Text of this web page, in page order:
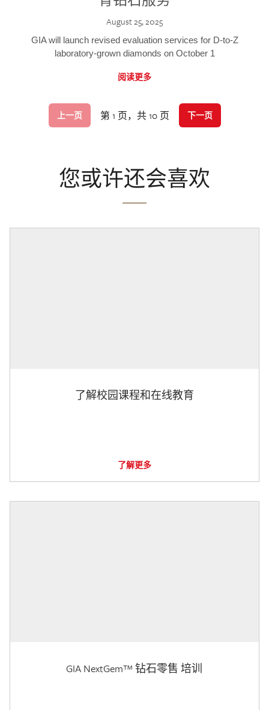
August 25, 2025
GIA will launch revised evaluation services for D-to-Z
laboratory-grown diamonds on October 1
阅读更多
上一页 第 1 页，共 10 页 下一页
您或许还会喜欢
了解校园课程和在线教育
了解更多
GIA NextGem™ 钻石零售 培训